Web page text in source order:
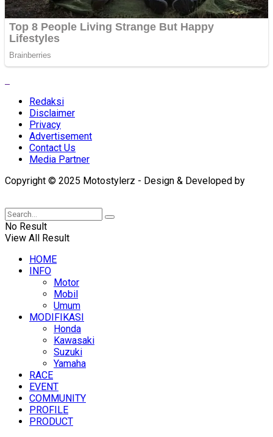
Redaksi
Disclaimer
Privacy
Advertisement
Contact Us
Media Partner
Copyright © 2025 Motostylerz - Design & Developed by
No Result
View All Result
HOME
INFO
Motor
Mobil
Umum
MODIFIKASI
Honda
Kawasaki
Suzuki
Yamaha
RACE
EVENT
COMMUNITY
PROFILE
PRODUCT